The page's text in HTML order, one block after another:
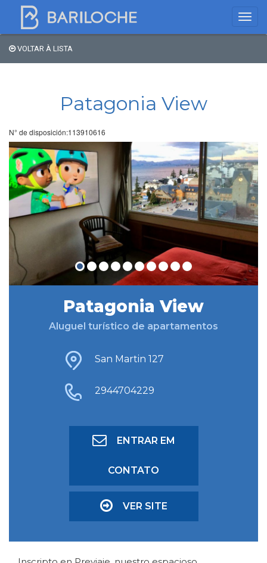
Bariloche
Tipo de hospedagem
Estrelas
Região
BUSCAR HOSPEDAGEM
VOLTAR À LISTA
Patagonia View
N° de disposición:113910616
Patagonia View
Aluguel turístico de apartamentos
San Martin 127
2944704229
ENTRAR EM
CONTATO
VER SITE